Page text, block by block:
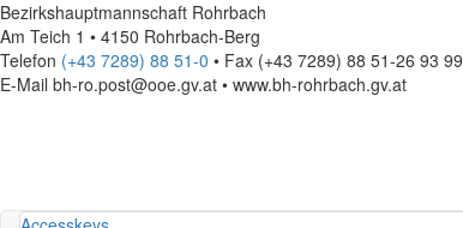
Bezirkshauptmannschaft Rohrbach
Am Teich 1 • 4150 Rohrbach-Berg
Telefon (+43 7289) 88 51-0 • Fax (+43 7289) 88 51-26 93 99
E-Mail bh-ro.post@ooe.gv.at • www.bh-rohrbach.gv.at